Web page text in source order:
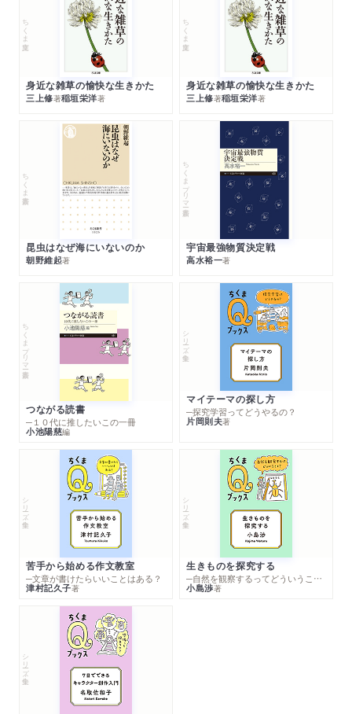
ちくま文庫
身近な雑草の愉快な生きかた
三上修著稲垣栄洋著
ちくま文庫
身近な雑草の愉快な生きかた
三上修著稲垣栄洋著
ちくま新書
昆虫はなぜ海にいないのか
朝野維起著
ちくまプリマー新書
宇宙最強物質決定戦
高水裕一著
ちくまプリマー新書
つながる読書
─１０代に推したいこの一冊
小池陽慈編
シリーズ・全集
マイテーマの探し方
─探究学習ってどうやるの？
片岡則夫著
シリーズ・全集
苦手から始める作文教室
─文章が書けたらいいことはある？
津村記久子著
シリーズ・全集
生きものを探究する
─自然を観察するってどういうこと？
小島渉著
シリーズ・全集